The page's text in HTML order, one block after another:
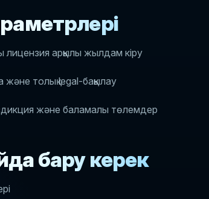
лицензия арқылы жылдам кіру
толық legal-бақылау
және баламалы төлемдер
бару керек